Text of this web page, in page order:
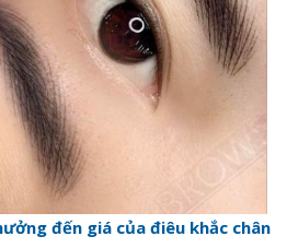
đến giá của điêu khắc chân